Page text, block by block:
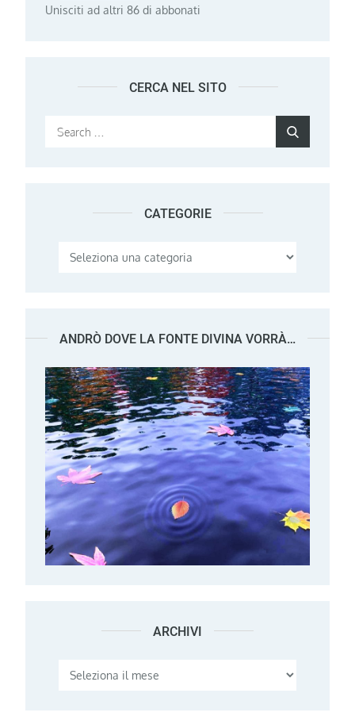
Unisciti ad altri 86 di abbonati
CERCA NEL SITO
Search
CATEGORIE
Categorie
ANDRÒ DOVE LA FONTE DIVINA VORRÀ…
ARCHIVI Archivi